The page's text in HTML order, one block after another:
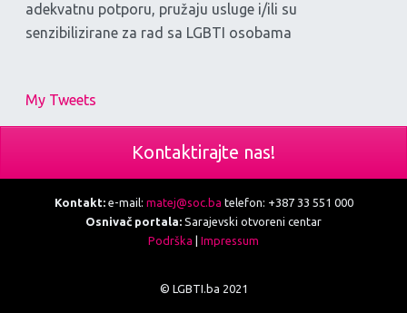
adekvatnu potporu, pružaju usluge i/ili su
senzibilizirane za rad sa LGBTI osobama
My Tweets
Kontaktirajte nas!
Kontakt:e-mail: matej@soc.ba telefon: +387 33 551 000
Osnivač portala: Sarajevski otvoreni centar
Podrška
Impressum
© LGBTI.ba 2021